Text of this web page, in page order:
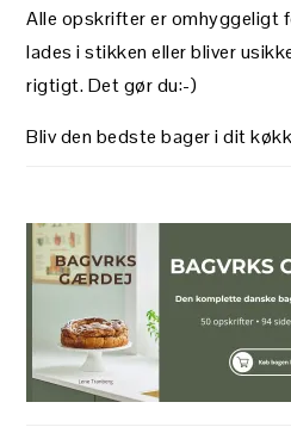
Alle opskrifter er omhyggeligt
lades i stikken eller bliver
rigtigt. Det gør du:-)
Bliv den bedste bager i dit